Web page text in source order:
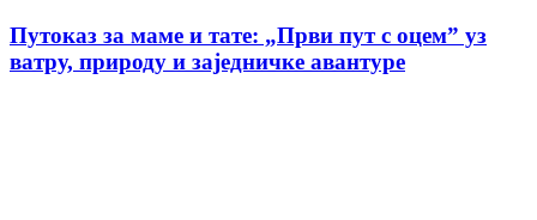
Путоказ за маме и тате: „Први пут с оцемˮ уз
ватру, природу и заједничке авантуре